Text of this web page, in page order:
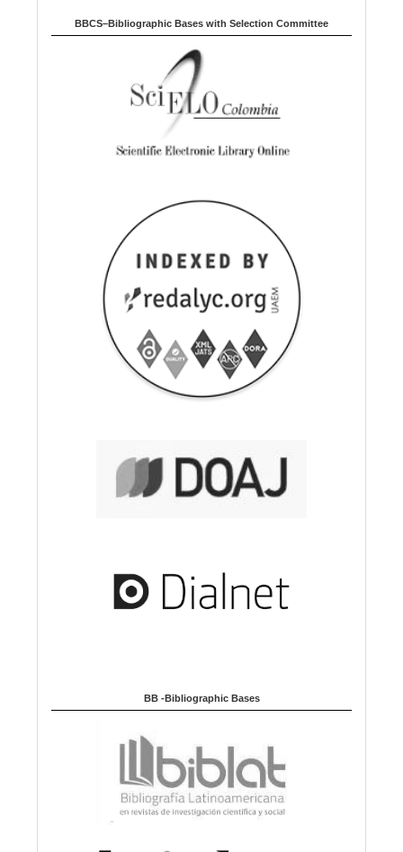
BBCS–Bibliographic Bases with Selection Committee
BB -Bibliographic Bases